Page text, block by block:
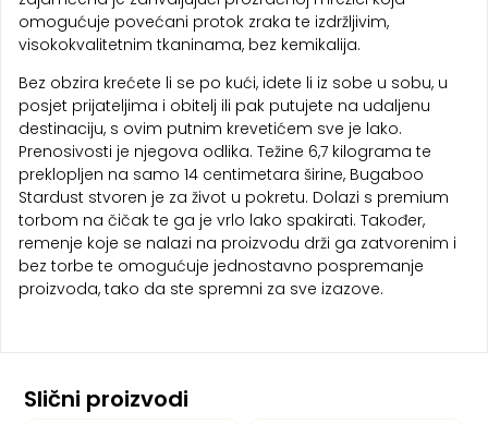
omogućuje povećani protok zraka te izdržljivim,
visokokvalitetnim tkaninama, bez kemikalija.
Bez obzira krećete li se po kući, idete li iz sobe u sobu, u
posjet prijateljima i obitelj ili pak putujete na udaljenu
destinaciju, s ovim putnim krevetićem sve je lako.
Prenosivosti je njegova odlika. Težine 6,7 kilograma te
preklopljen na samo 14 centimetara širine, Bugaboo
Stardust stvoren je za život u pokretu. Dolazi s premium
torbom na čičak te ga je vrlo lako spakirati. Također,
remenje koje se nalazi na proizvodu drži ga zatvorenim i
bez torbe te omogućuje jednostavno pospremanje
proizvoda, tako da ste spremni za sve izazove.
Slični proizvodi